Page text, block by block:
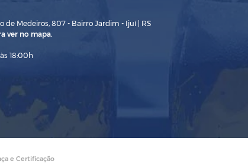
de Medeiros, 807 - Bairro Jardim - Ijuí | RS
ver no mapa.
18:00h
e Certificação